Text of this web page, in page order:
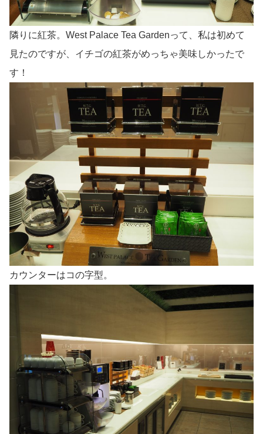
隣りに紅茶。West Palace Tea Gardenって、私は初めて
見たのですが、イチゴの紅茶がめっちゃ美味しかったで
す！
カウンターはコの字型。